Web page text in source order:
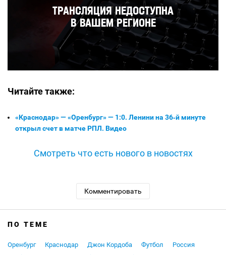
Читайте также:
«Краснодар» — «Оренбург» — 1:0. Ленини на 36‑й минуте
открыл счет в матче РПЛ. Видео
Смотреть что есть нового в новостях
Комментировать
ПО ТЕМЕ
Оренбург Краснодар Джон Кордоба Футбол
Россия